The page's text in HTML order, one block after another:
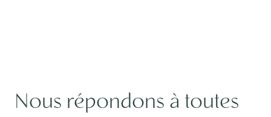
Nous répondons à toutes